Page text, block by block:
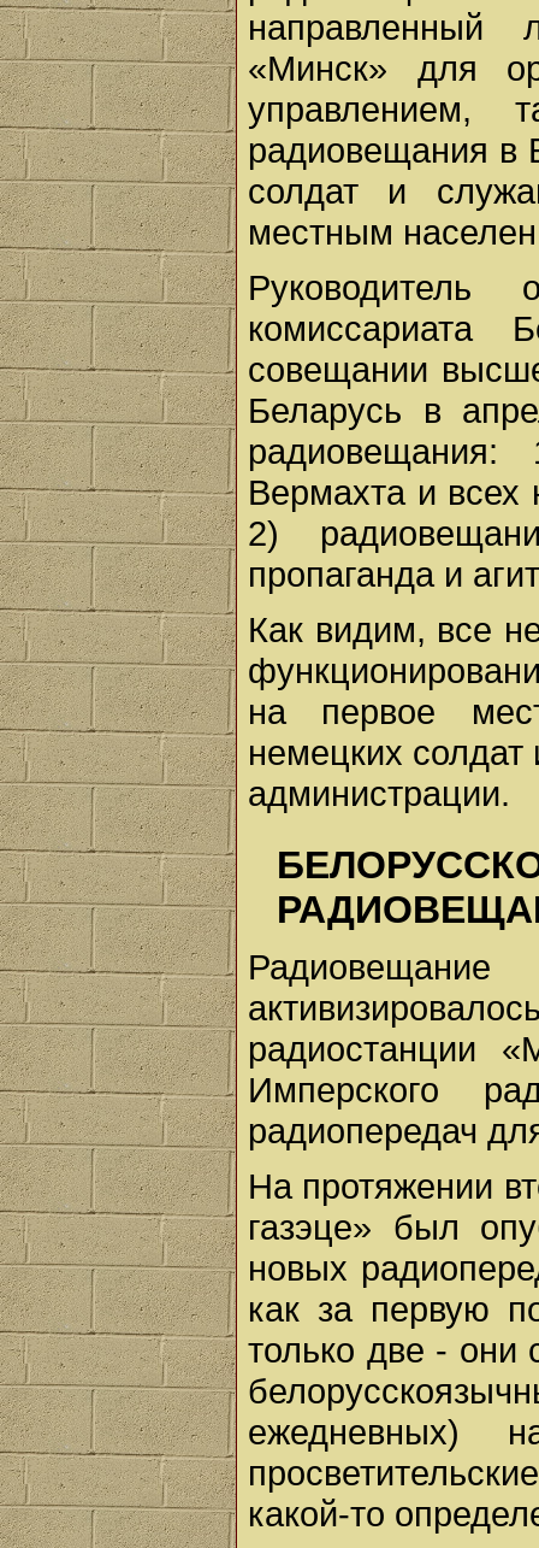
«Минск» для
управлением,
радиовещания в
солдат и
местным
Руководитель
комиссариата
совещании
Беларусь в
радиовещания:
Вермахта и
2)
пропаганда и
Как видим, все
на первое
немецких
администрации.
радиостанции
Имперского
радиопередач
На протяжении
газэце» был
новых
как за первую
только две - они
ежедневных)
какой-то